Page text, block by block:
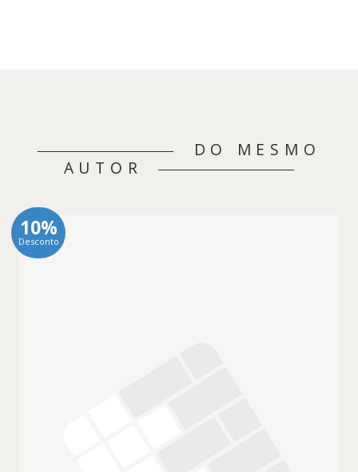
DO MESMO
AUTOR
10%
Desconto